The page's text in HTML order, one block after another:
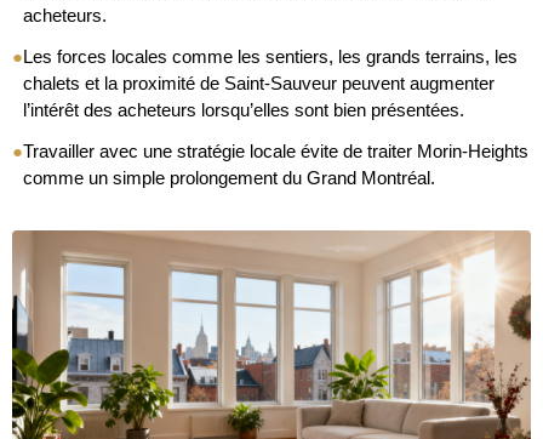
acheteurs.
●Les forces locales comme les sentiers, les grands terrains, les
chalets et la proximité de Saint-Sauveur peuvent augmenter
l’intérêt des acheteurs lorsqu’elles sont bien présentées.
●Travailler avec une stratégie locale évite de traiter Morin-Heights
comme un simple prolongement du Grand Montréal.